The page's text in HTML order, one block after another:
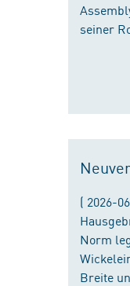
seiner
( 2026-
Norm
Breite